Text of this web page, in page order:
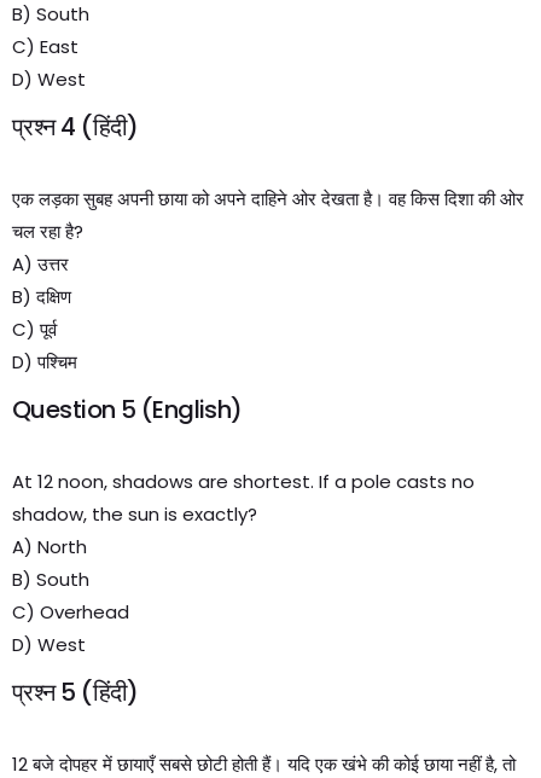
B) South
C) East
D) West
प्रश्न 4 (हिंदी)
एक लड़का सुबह अपनी छाया को अपने दाहिने ओर देखता है। वह किस दिशा की ओर
चल रहा है?
A) उत्तर
B) दक्षिण
C) पूर्व
D) पश्चिम
Question 5 (English)
At 12 noon, shadows are shortest. If a pole casts no
shadow, the sun is exactly?
A) North
B) South
C) Overhead
D) West
प्रश्न 5 (हिंदी)
12 बजे दोपहर में छायाएँ सबसे छोटी होती हैं। यदि एक खंभे की कोई छाया नहीं है, तो